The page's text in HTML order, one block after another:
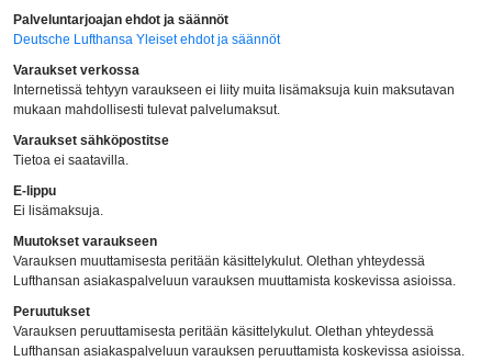
Palveluntarjoajan ehdot ja säännöt
Deutsche Lufthansa Yleiset ehdot ja säännöt
Varaukset verkossa
Internetissä tehtyyn varaukseen ei liity muita lisämaksuja kuin maksutavan
mukaan mahdollisesti tulevat palvelumaksut.
Varaukset sähköpostitse
Tietoa ei saatavilla.
E-lippu
Ei lisämaksuja.
Muutokset varaukseen
Varauksen muuttamisesta peritään käsittelykulut. Olethan yhteydessä
Lufthansan asiakaspalveluun varauksen muuttamista koskevissa asioissa.
Peruutukset
Varauksen peruuttamisesta peritään käsittelykulut. Olethan yhteydessä
Lufthansan asiakaspalveluun varauksen peruuttamista koskevissa asioissa.